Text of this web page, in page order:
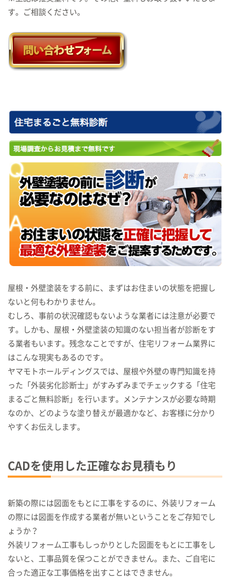
す。ご相談ください。
屋根・外壁塗装をする前に、まずはお住まいの状態を把握し
ないと何もわかりません。
むしろ、事前の状況確認もないような業者には注意が必要で
す。しかも、屋根・外壁塗装の知識のない担当者が診断をす
る業者もいます。残念なことですが、住宅リフォーム業界に
はこんな現実もあるのです。
ヤマモトホールディングスでは、屋根や外壁の専門知識を持
った「外装劣化診断士」がすみずみまでチェックする「住宅
まるごと無料診断」を行います。メンテナンスが必要な時期
なのか、どのような塗り替えが最適かなど、お客様に分かり
やすくお伝えします。
CADを使用した正確なお見積もり
新築の際には図面をもとに工事をするのに、外装リフォーム
の際には図面を作成する業者が無いということをご存知でし
ょうか？
外装リフォーム工事もしっかりとした図面をもとに工事をし
ないと、工事品質を保つことができません。また、ご自宅に
合った適正な工事価格を出すことはできません。